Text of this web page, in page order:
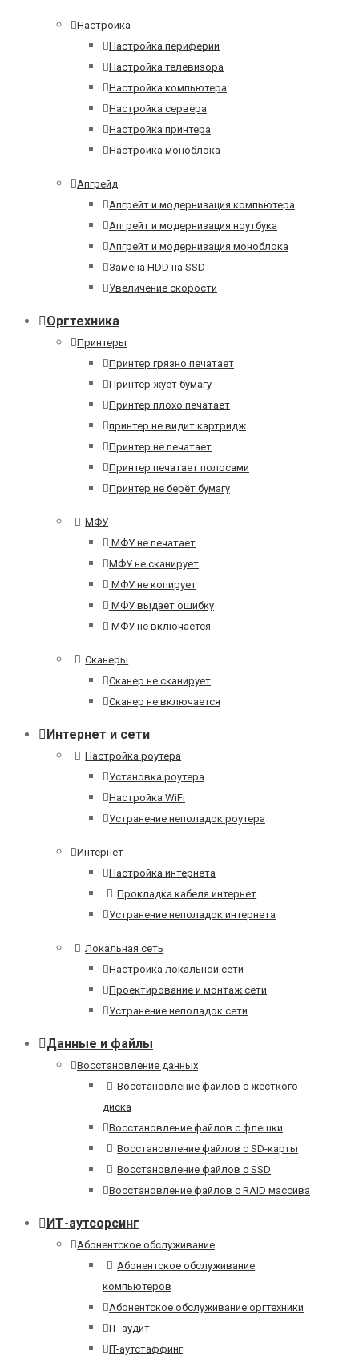
Настройка
Настройка периферии
Настройка телевизора
Настройка компьютера
Настройка сервера
Настройка принтера
Настройка моноблока
Апгрейд
Апгрейт и модернизация компьютера
Апгрейт и модернизация ноутбука
Апгрейт и модернизация моноблока
Замена HDD на SSD
Увеличение скорости
Оргтехника
Принтеры
Принтер грязно печатает
Принтер жует бумагу
Принтер плохо печатает
принтер не видит картридж
Принтер не печатает
Принтер печатает полосами
Принтер не берёт бумагу
МФУ
МФУ не печатает
МФУ не сканирует
МФУ не копирует
МФУ выдает ошибку
МФУ не включается
Сканеры
Сканер не сканирует
Сканер не включается
Интернет и сети
Настройка роутера
Установка роутера
Настройка WiFi
Устранение неполадок роутера
Интернет
Настройка интернета
Прокладка кабеля интернет
Устранение неполадок интернета
Локальная сеть
Настройка локальной сети
Проектирование и монтаж сети
Устранение неполадок сети
Данные и файлы
Восстановление данных
Восстановление файлов с жесткого
диска
Восстановление файлов с флешки
Восстановление файлов с SD-карты
Восстановление файлов с SSD
Восстановление файлов с RAID массива
ИТ-аутсорсинг
Абонентское обслуживание
Абонентское обслуживание
компьютеров
Абонентское обслуживание оргтехники
IT- аудит
IT-аутстаффинг